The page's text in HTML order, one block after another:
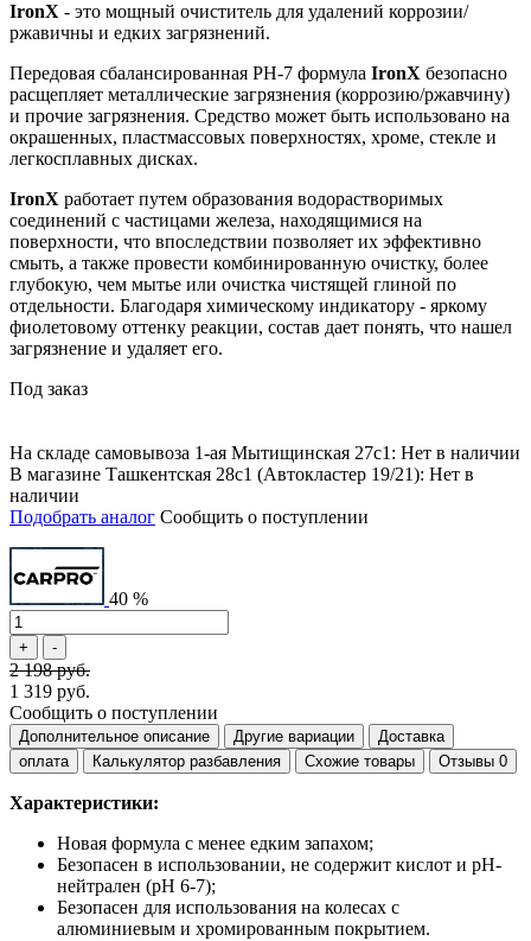
IronX - это мощный очиститель для удалений коррозии/
ржавичны и едких загрязнений.
Передовая сбалансированная PН-7 формула IronX безопасно
расщепляет металлические загрязнения (коррозию/ржавчину)
и прочие загрязнения. Средство может быть использовано на
окрашенных, пластмассовых поверхностях, хроме, стекле и
легкосплавных дисках.
IronX работает путем образования водорастворимых
соединений с частицами железа, находящимися на
поверхности, что впоследствии позволяет их эффективно
смыть, а также провести комбинированную очистку, более
глубокую, чем мытье или очистка чистящей глиной по
отдельности. Благодаря химическому индикатору - яркому
фиолетовому оттенку реакции, состав дает понять, что нашел
загрязнение и удаляет его.
Под заказ
На складе самовывоза 1-ая Мытищинская 27с1: Нет в наличии
В магазине Ташкентская 28с1 (Автокластер 19/21): Нет в
наличии
Подобрать аналог Сообщить о поступлении
40 %
2 198 руб.
1 319 руб.
Сообщить о поступлении
Дополнительное описание Другие вариации
Доставка
оплата
Калькулятор разбавления Схожие товары Отзывы 0
Характеристики:
Новая формула с менее едким запахом;
Безопасен в использовании, не содержит кислот и рН-
нейтрален (рН 6-7);
Безопасен для использования на колесах с
алюминиевым и хромированным покрытием.